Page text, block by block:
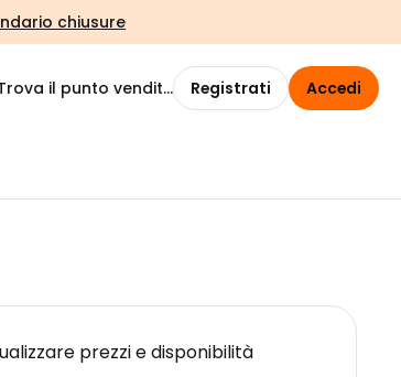
chiusure
il punto vendita Registrati Accedi
prezzi e disponibilità